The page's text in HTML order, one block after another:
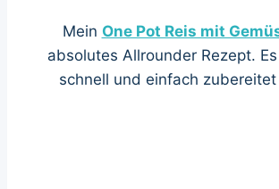
Mein One Pot Reis mit
absolutes Allrounder Rezept.
schnell und einfach